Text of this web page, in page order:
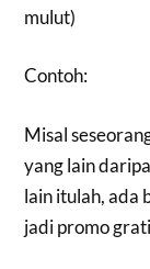
mulut)
Contoh:
Misal
yang lain
lain itulah, ada
jadi promo